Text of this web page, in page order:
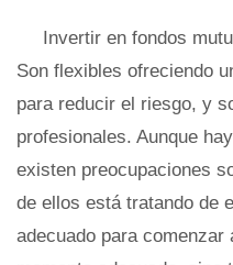
Invertir en fondos
Son flexibles ofreciendo
para reducir el riesgo, y
profesionales. Aunque
existen preocupaciones
de ellos está tratando de
adecuado para